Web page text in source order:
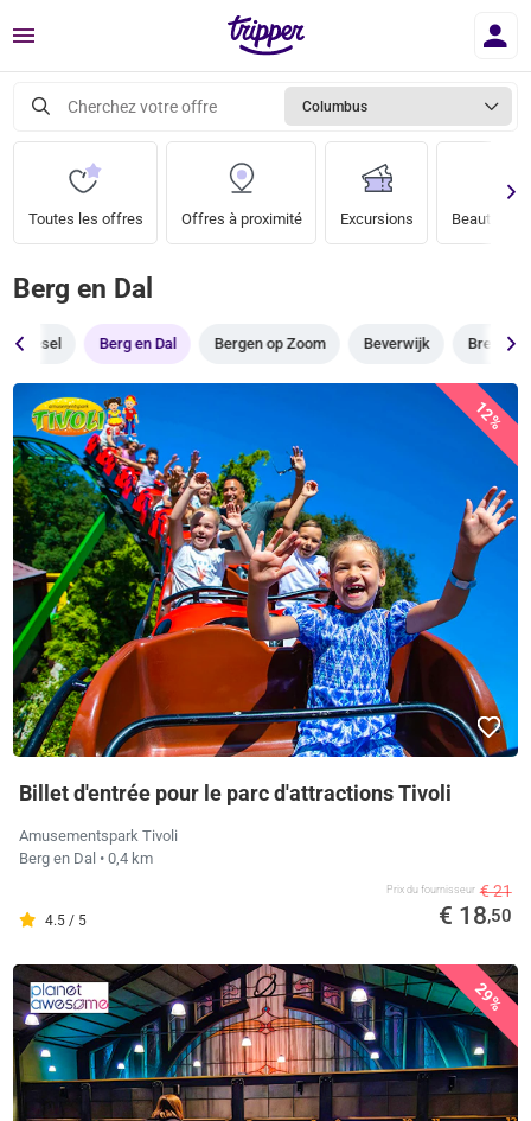
Menu
Cherchez votre offre Columbus
Toutes les offres Offres à proximité Excursions Beauté &
Berg en Dal
Beesel Berg en Dal Bergen op Zoom Beverwijk Breda
12%
Billet d'entrée pour le parc d'attractions Tivoli
Amusementspark Tivoli
Berg en Dal • 0,4 km
4.5 / 5
Prix ​​du fournisseur € 21
€ 18,50
29%